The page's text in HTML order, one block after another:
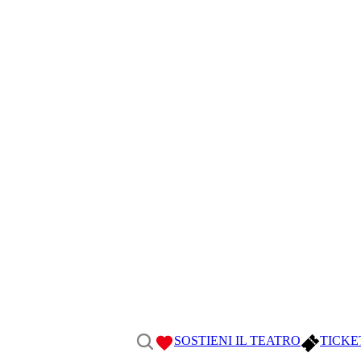
SOSTIENI IL TEATRO